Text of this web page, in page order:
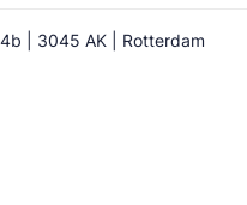
| 3045 AK | Rotterdam